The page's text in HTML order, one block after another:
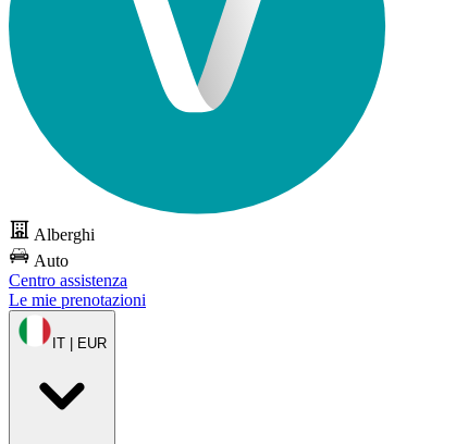
Alberghi
Auto
Centro assistenza
Le mie prenotazioni
IT | EUR